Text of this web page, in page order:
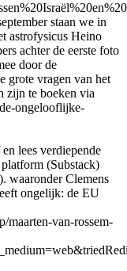
staan we in
astrofysicus Heino
achter de eerste foto
door de
grote vragen van het
zijn te boeken via
ongelooflijke-
lees verdiepende
(Substack)
waaronder Clemens
ongelijk: de EU
maarten-van-rossem-